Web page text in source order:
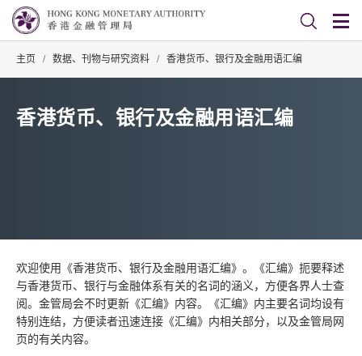
主页 / 数据、刊物与研究资料 / 香港货币、银行及金融用语汇编
香港货币、银行及金融用语汇编
欢迎使用《香港货币、银行及金融用语汇编》。《汇编》扼要释述
与香港货币、银行与金融体系有关的名词的涵义，方便各界人士查
阅。金管局会不时更新《汇编》内容。《汇编》内主要名词均设有
特别连结，方便读者迅速连接《汇编》内相关部分，以及金管局网
页的有关内容。